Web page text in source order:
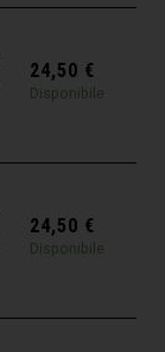
24,50 €
Disponibile
24,50 €
Disponibile